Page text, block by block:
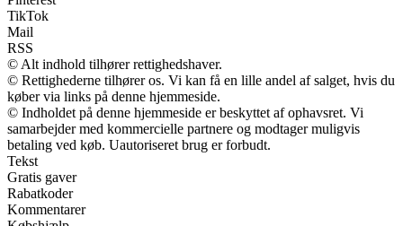
TikTok
Mail
RSS
© Alt indhold tilhører rettighedshaver.
© Rettighederne tilhører os. Vi kan få en lille andel af salget, hvis du
køber via links på denne hjemmeside.
© Indholdet på denne hjemmeside er beskyttet af ophavsret. Vi
samarbejder med kommercielle partnere og modtager muligvis
betaling ved køb. Uautoriseret brug er forbudt.
Tekst
Gratis gaver
Rabatkoder
Kommentarer